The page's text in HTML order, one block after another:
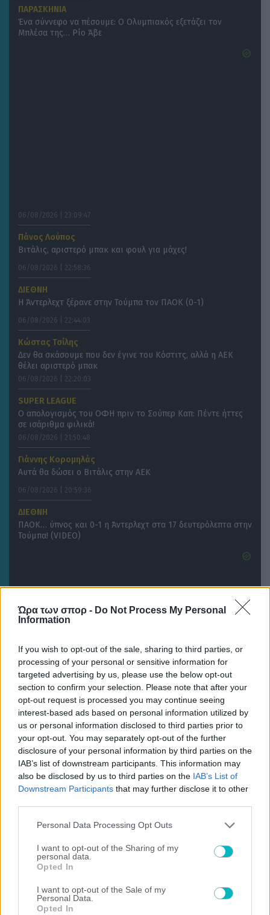
Ώρα των σπορ - Do Not Process My Personal
Information
If you wish to opt-out of the sale, sharing to third parties, or
processing of your personal or sensitive information for
targeted advertising by us, please use the below opt-out
section to confirm your selection. Please note that after your
opt-out request is processed you may continue seeing
interest-based ads based on personal information utilized by
us or personal information disclosed to third parties prior to
your opt-out. You may separately opt-out of the further
disclosure of your personal information by third parties on the
IAB’s list of downstream participants. This information may
also be disclosed by us to third parties on the IAB’s List of
Downstream Participants that may further disclose it to other
Please note that this website/app uses one or more Google
not limited to your visit or usage behaviour. You may click to
grant or deny consent to Google and its third-party tags to
use your data for below specified purposes in below Google
consent section.
Personal Data Processing Opt Outs
I want to opt-out of the Sharing of my
personal data.
Opted In
I want to opt-out of the Sale of my
Personal Data.
Opted In
ΠΑΡΑΣΚΗΝΙΑ
Ένα σύννεφο να πέσουμε: Ο Ολυμπιακός εξετάζει τον
Μπλέσα της… Ρίο Άβε
06/08/2026 | 23:09:47
Πάνος Λούπος
Βιτάλις, αριστερό μπακ και φουλ για μάχες!
06/08/2026 | 22:58:36
ΔΙΕΘΝΗ
Η Άντερλεχτ ξέρανε στην Τούμπα τον ΠΑΟΚ (0-1)
06/08/2026 | 22:44:03
Κώστας Τσίλης
Δεν θα σκάσουμε που δεν έγινε του Κόστιτς, αλλά η ΑΕΚ
θέλει αριστερό μπακ
06/08/2026 | 22:20:03
SUPER LEAGUE
O απολογισμός του ΟΦΗ πριν το Σούπερ Καπ: Πέντε ήττες
σε ισάριθμα φιλικά!
06/08/2026 | 21:50:48
Γιάννης Κορομηλάς
Αυτά θα δώσει ο Βιτάλις στην ΑΕΚ
06/08/2026 | 20:59:36
ΔΙΕΘΝΗ
ΠΑΟΚ… ύπνος και 0-1 η Άντερλεχτ στα 17 δευτερόλεπτα στην
Τούμπα! (VIDEO)
06/08/2026 | 20:52:05
ΔΙΕΘΝΗ
Στον Φορλάν τα… κλειδιά της Ουρουγουάης
SUPER LEAGUE
ΟΦΗ: Ξεκαθαρίζει για Αποστολάκη ενόψει ΑΕΚ
06/08/2026 | 20:10:17
SUPER LEAGUE
«Πρώτη» για Γκαρσία στον Παναθηναϊκό
SUPER LEAGUE 2
Διπλή μεταγραφική κίνηση για την ΑΕΛ